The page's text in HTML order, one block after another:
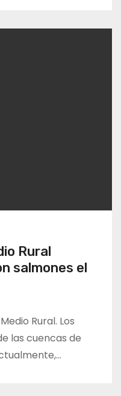
Rural
salmones el
Rural. Los
las cuencas de